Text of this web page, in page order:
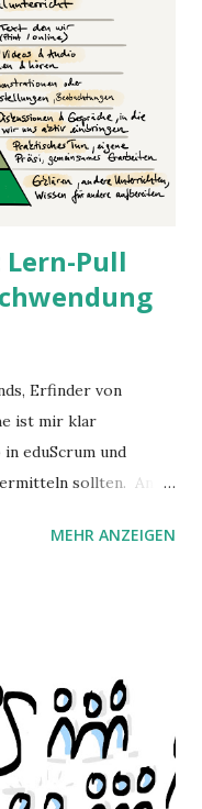
Pull
Erfinder von
ist mir klar
eduScrum und
sollten. An
die sie brauchen,
- jedenfalls in
etwas (Arbeit,
sondern
kann, sobald
oder nicht:
MEHR ANZEIGEN